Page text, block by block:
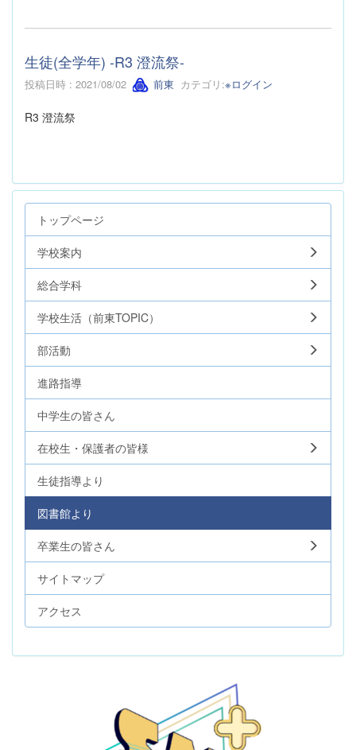
生徒(全学年) -R3 澄流祭-
投稿日時 : 2021/08/02 前東 カテゴリ:※ログイン
R3 澄流祭
トップページ
学校案内
総合学科
学校生活（前東TOPIC）
部活動
進路指導
中学生の皆さん
在校生・保護者の皆様
生徒指導より
図書館より
卒業生の皆さん
サイトマップ
アクセス